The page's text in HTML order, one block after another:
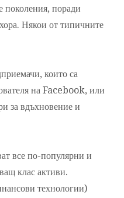
поколения, поради
Някои от типичните
които са
на Facebook, или
за вдъхновение и
все по-популярни и
клас активи.
технологии)